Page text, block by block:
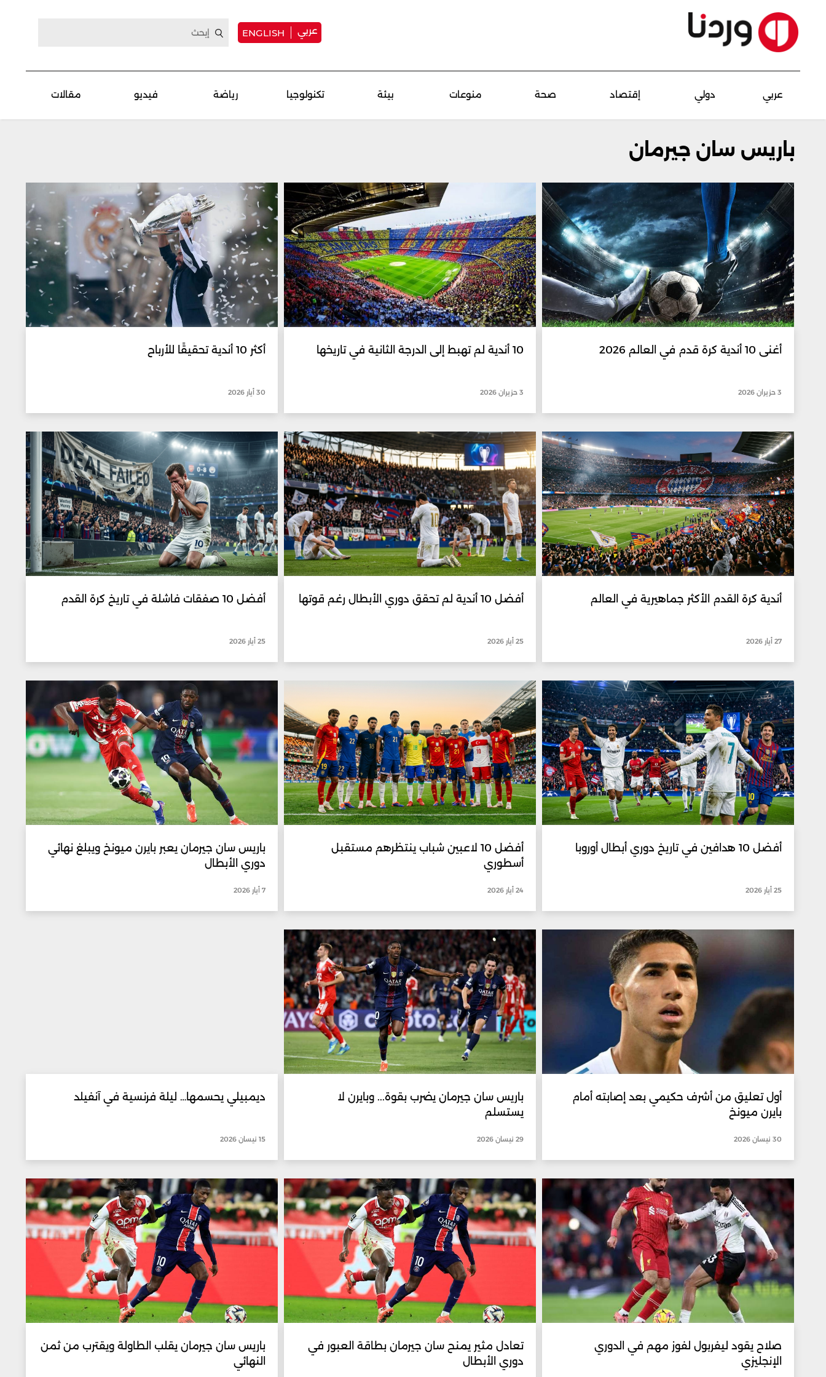
عربي ENGLISH
عربي دولي إقتصاد صحة منوعات بيئة تكنولوجيا رياضة فيديو مقالات
باريس سان جيرمان
أغنى 10 أندية كرة قدم في العالم 2026
3 حزيران 2026
10 أندية لم تهبط إلى الدرجة الثانية في تاريخها
3 حزيران 2026
أكثر 10 أندية تحقيقًا للأرباح
30 أيار 2026
أندية كرة القدم الأكثر جماهيرية في العالم
27 أيار 2026
أفضل 10 أندية لم تحقق دوري الأبطال رغم قوتها
25 أيار 2026
أفضل 10 صفقات فاشلة في تاريخ كرة القدم
25 أيار 2026
أفضل 10 هدافين في تاريخ دوري أبطال أوروبا
25 أيار 2026
أفضل 10 لاعبين شباب ينتظرهم مستقبل
أسطوري
24 أيار 2026
باريس سان جيرمان يعبر بايرن ميونخ ويبلغ نهائي
دوري الأبطال
7 أيار 2026
أول تعليق من أشرف حكيمي بعد إصابته أمام
بايرن ميونخ
30 نيسان 2026
باريس سان جيرمان يضرب بقوة... وبايرن لا
يستسلم
29 نيسان 2026
ديمبيلي يحسمها… ليلة فرنسية في آنفيلد
15 نيسان 2026
صلاح يقود ليفربول لفوز مهم في الدوري
الإنجليزي
تعادل مثير يمنح سان جيرمان بطاقة العبور في
دوري الأبطال
باريس سان جيرمان يقلب الطاولة ويقترب من ثمن
النهائي